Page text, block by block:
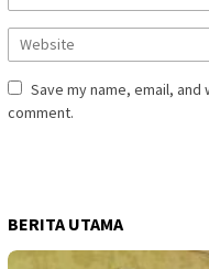
Save my name, email,
comment.
BERITA UTAMA